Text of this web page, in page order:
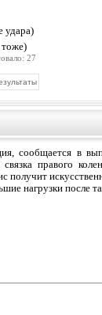
удара)
тоже)
27
сообщается в
правого
получит
нагрузки после